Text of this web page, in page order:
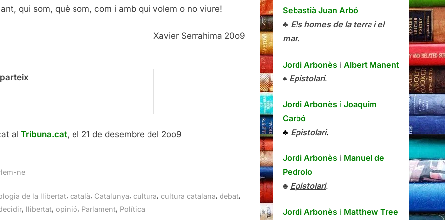
qui som, què som, com i amb qui volem o no viure!
Xavier Serrahima 20o9
al Tribuna.cat, el 21 de desembre del 2oo9
ne
de la llibertat, català, Catalunya, cultura, cultura catalana, debat,
, llibertat, opinió, Parlament, Política
Sebastià Juan Arbó
♣ Els homes de la terra i el
mar.
Jordi Arbonès i Albert Manent
♠ Epistolari.
Jordi Arbonès i Joaquim
Carbó
♣ Epistolari.
Jordi Arbonès i Manuel de
Pedrolo
♣ Epistolari.
Jordi Arbonès i Matthew Tree